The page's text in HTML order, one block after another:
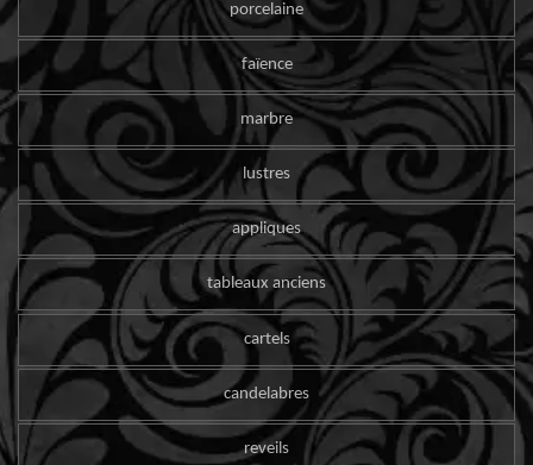
porcelaine
faïence
marbre
lustres
appliques
tableaux anciens
cartels
candelabres
reveils